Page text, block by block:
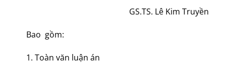
GS.TS. Lê Kim Truyền
Bao gồm:
1. Toàn văn luận án